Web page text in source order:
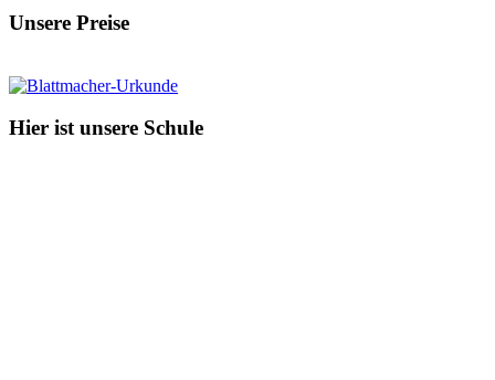
Unsere Preise
Hier ist unsere Schule